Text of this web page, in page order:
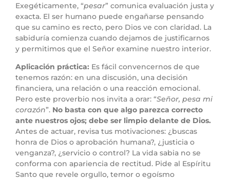
Exegéticamente, “pesar” comunica evaluación justa y
exacta. El ser humano puede engañarse pensando
que su camino es recto, pero Dios ve con claridad. La
sabiduría comienza cuando dejamos de justificarnos
y permitimos que el Señor examine nuestro interior.
Aplicación práctica: Es fácil convencernos de que
tenemos razón: en una discusión, una decisión
financiera, una relación o una reacción emocional.
Pero este proverbio nos invita a orar: “Señor, pesa mi
corazón”. No basta con que algo parezca correcto
ante nuestros ojos; debe ser limpio delante de Dios.
Antes de actuar, revisa tus motivaciones: ¿buscas
honra de Dios o aprobación humana?, ¿justicia o
venganza?, ¿servicio o control? La vida sabia no se
conforma con apariencia de rectitud. Pide al Espíritu
Santo que revele orgullo, temor o egoísmo